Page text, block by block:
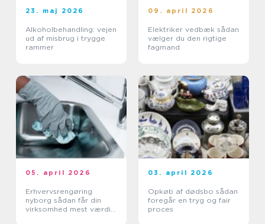
23. maj 2026
Alkoholbehandling: vejen
ud af misbrug i trygge
rammer
09. april 2026
Elektriker vedbæk sådan
vælger du den rigtige
fagmand
05. april 2026
Erhvervsrengøring
nyborg sådan får din
virksomhed mest værdi
03. april 2026
Opkøb af dødsbo sådan
foregår en tryg og fair
proces